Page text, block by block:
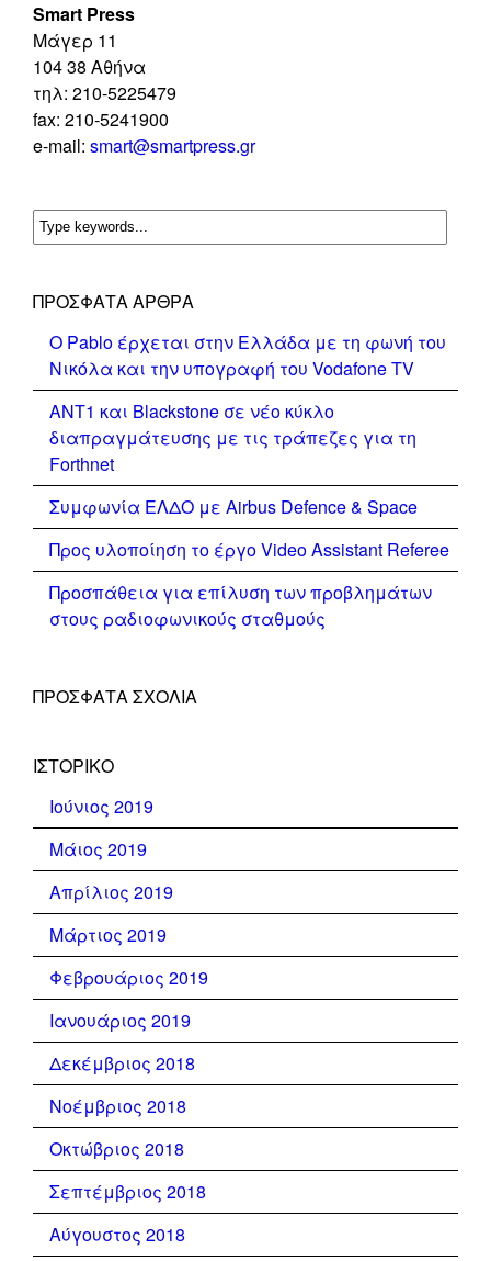
Smart Press
Mάγερ 11
104 38 Αθήνα
τηλ: 210-5225479
fax: 210-5241900
e-mail: smart@smartpress.gr
ΠΡΌΣΦΑΤΑ ΆΡΘΡΑ
Ο Pablo έρχεται στην Ελλάδα με τη φωνή του
Νικόλα και την υπογραφή του Vodafone TV
ΑΝΤ1 και Blackstone σε νέο κύκλο
διαπραγμάτευσης με τις τράπεζες για τη
Forthnet
Συμφωνία ΕΛΔΟ με Airbus Defence & Space
Προς υλοποίηση το έργο Video Assistant Referee
Προσπάθεια για επίλυση των προβλημάτων
στους ραδιοφωνικούς σταθμούς
ΠΡΌΣΦΑΤΑ ΣΧΌΛΙΑ
ΙΣΤΟΡΙΚΌ
Ιούνιος 2019
Μάιος 2019
Απρίλιος 2019
Μάρτιος 2019
Φεβρουάριος 2019
Ιανουάριος 2019
Δεκέμβριος 2018
Νοέμβριος 2018
Οκτώβριος 2018
Σεπτέμβριος 2018
Αύγουστος 2018